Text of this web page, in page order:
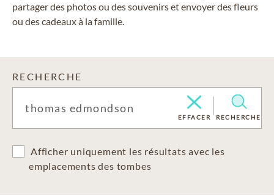
partager des photos ou des souvenirs et envoyer des fleurs
ou des cadeaux à la famille.
RECHERCHE
EFFACER RECHERCHE
Afficher uniquement les résultats avec les
emplacements des tombes